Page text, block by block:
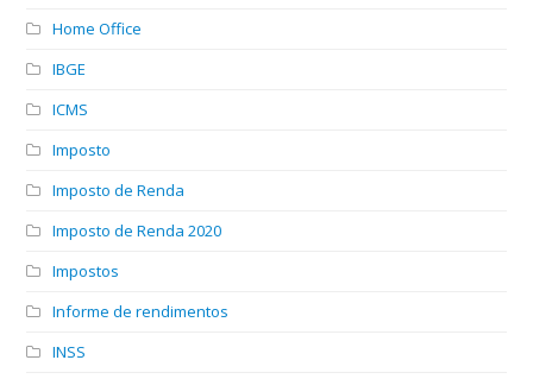
Home Office
IBGE
ICMS
Imposto
Imposto de Renda
Imposto de Renda 2020
Impostos
Informe de rendimentos
INSS